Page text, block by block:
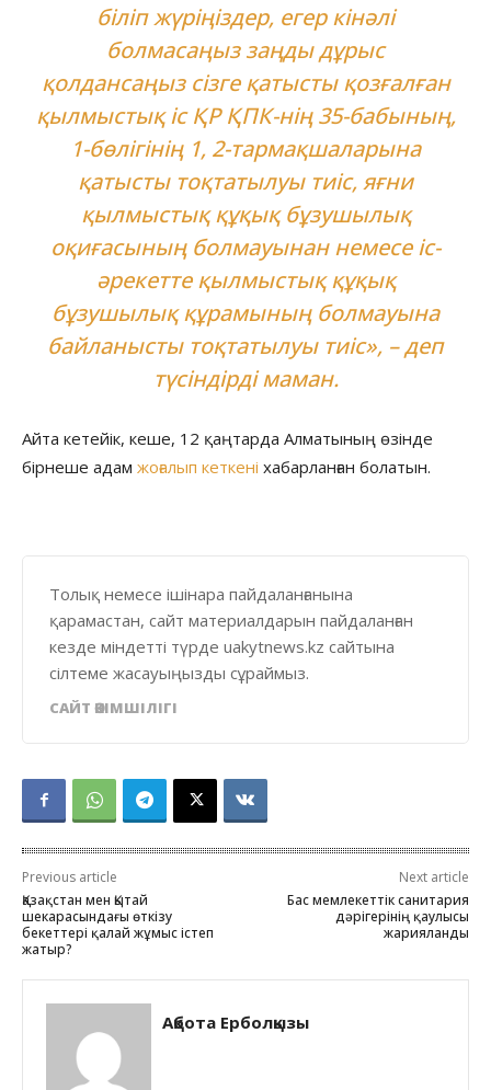
біліп жүріңіздер, егер кінәлі
болмасаңыз заңды дұрыс
қолдансаңыз сізге қатысты қозғалған
қылмыстық іс ҚР ҚПК-нің 35-бабының,
1-бөлігінің 1, 2-тармақшаларына
қатысты тоқтатылуы тиіс, яғни
қылмыстық құқық бұзушылық
оқиғасының болмауынан немесе іс-
әрекетте қылмыстық құқық
бұзушылық құрамының болмауына
байланысты тоқтатылуы тиіс», – деп
түсіндірді маман.
Айта кетейік, кеше, 12 қаңтарда Алматының өзінде
бірнеше адам жоғалып кеткені хабарланған болатын.
Толық немесе ішінара пайдаланғанына
қарамастан, сайт материалдарын пайдаланған
кезде міндетті түрде uakytnews.kz сайтына
сілтеме жасауыңызды сұраймыз.
САЙТ ӘКІМШІЛІГІ
Previous article
Қазақстан мен Қытай
шекарасындағы өткізу
бекеттері қалай жұмыс істеп
жатыр?
Next article
Бас мемлекеттік санитария
дәрігерінің қаулысы
жарияланды
Ақбота Ерболқызы